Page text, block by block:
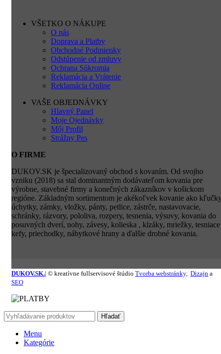
VŠETKO O NÁKUPE
O nás
Doprava a Platby
Obchodné Podmienky
Odstúpenie od zmluvy
Ochrana Súkromia
Reklamácia a Vrátenie
Reklamácia Online
VAŠE OBJEDNÁVKY
Hlavný Panel
Moje Ojednávky
Môj Profil
Strážny Pes
O FIRME
DUKOV.SK je špecializovaný obchod s kovaním. Od svojho
vzniku (2018) sa stal dominantným dodávateľom kovania pre
výrobne, stavebné firmy a konečných zákazníkov v košickom
regióne. Základným sortimentom je akékoľvek kovanie ako
úchytky, zámky, vložky, pánty, petlice, zástrče, nastavovacie,
schránky, rázvory, pololiva, rozpery, tesnenia, výsuvy, kovania do
posuvných dverí, nohy, závesy, kolieska , klzáky, mriežky, tesniace
kefy, priechodky, nábytkové hrany a ďalšie drobné kovania.
DUKOV.SK.| © kreatívne fullservisové štúdio Tvorba webstránky, Dizajn a
SEO
Hľadať
Menu
Kategórie